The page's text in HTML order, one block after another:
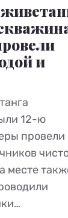
и
12-ю
провели
месте